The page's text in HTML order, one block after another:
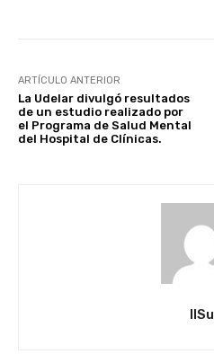
ARTÍCULO ANTERIOR
La Udelar divulgó resultados
de un estudio realizado por
el Programa de Salud Mental
del Hospital de Clínicas.
IlSu